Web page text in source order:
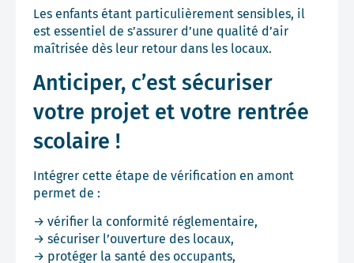
Les enfants étant particulièrement sensibles, il
est essentiel de s’assurer d’une qualité d’air
maîtrisée dès leur retour dans les locaux.
Anticiper, c’est sécuriser
votre projet et votre rentrée
scolaire !
Intégrer cette étape de vérification en amont
permet de :
→ vérifier la conformité réglementaire,
→ sécuriser l’ouverture des locaux,
→ protéger la santé des occupants,